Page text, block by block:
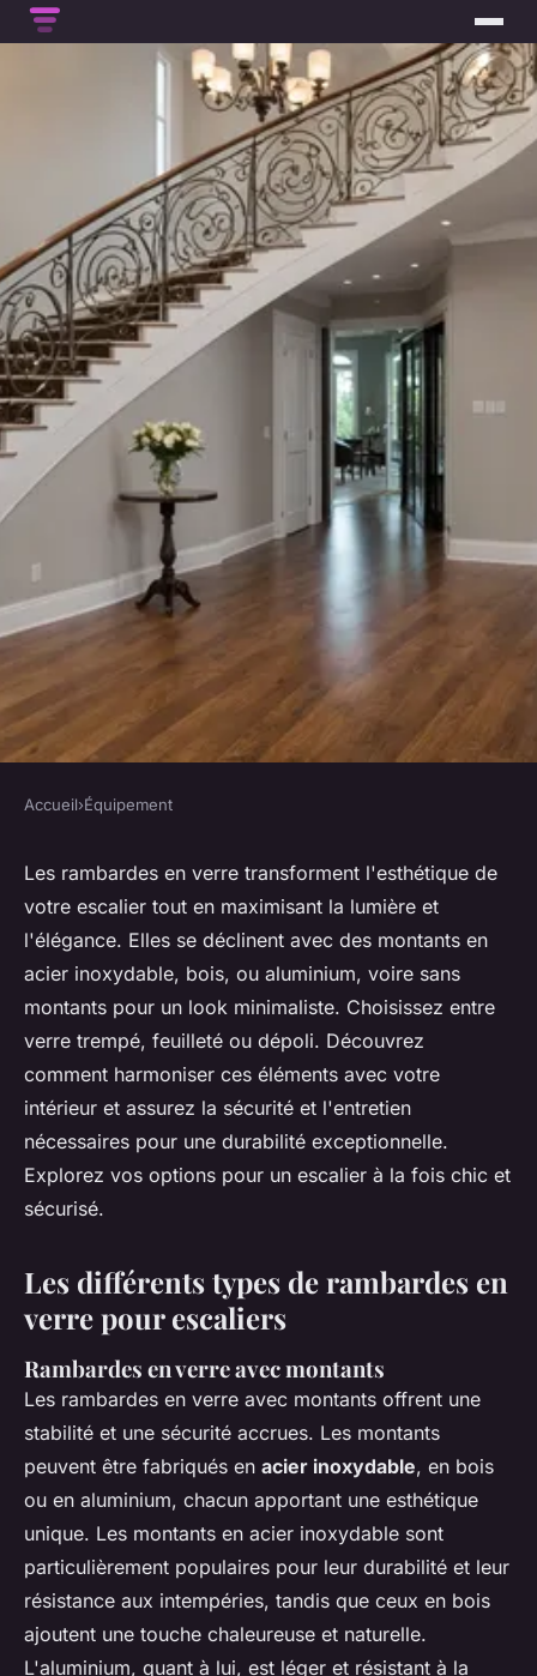
ÉQUIPEMENT
Choisir les rambardes escalier
verre parfaites pour votre
intérieur
Léon•1 septembre 2024• 5 min de lecture
Accueil›Équipement
Les rambardes en verre transforment l'esthétique de
votre escalier tout en maximisant la lumière et
l'élégance. Elles se déclinent avec des montants en
acier inoxydable, bois, ou aluminium, voire sans
montants pour un look minimaliste. Choisissez entre
verre trempé, feuilleté ou dépoli. Découvrez
comment harmoniser ces éléments avec votre
intérieur et assurez la sécurité et l'entretien
nécessaires pour une durabilité exceptionnelle.
Explorez vos options pour un escalier à la fois chic et
sécurisé.
Les différents types de rambardes en
verre pour escaliers
Rambardes en verre avec montants
Les rambardes en verre avec montants offrent une
stabilité et une sécurité accrues. Les montants
peuvent être fabriqués en acier inoxydable, en bois
ou en aluminium, chacun apportant une esthétique
unique. Les montants en acier inoxydable sont
particulièrement populaires pour leur durabilité et leur
résistance aux intempéries, tandis que ceux en bois
ajoutent une touche chaleureuse et naturelle.
L'aluminium, quant à lui, est léger et résistant à la